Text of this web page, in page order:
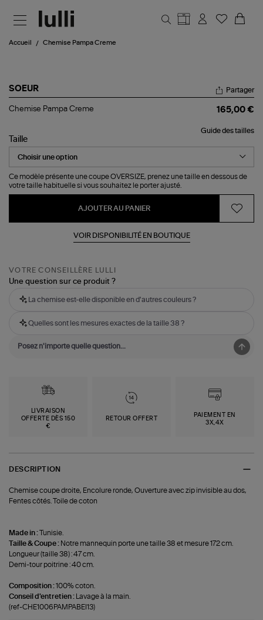
Accueil Chemise Pampa Creme
SOEUR
Chemise
Partager
Chemise Pampa Creme 165,00 €
Guide des tailles
Taille
Ce modèle présente une coupe OVERSIZE, prenez une taille en dessous de
votre taille habituelle si vous souhaitez le porter ajusté.
AJOUTER AU PANIER
VOIR DISPONIBILITÉ EN BOUTIQUE
VOTRE CONSEILLÈRE LULLI
Une question sur ce produit ?
La chemise est-elle disponible en d'autres couleurs ?
Quelles sont les mesures exactes de la taille 38 ?
LIVRAISON
OFFERTE DÈS 150
€
RETOUR OFFERT
PAIEMENT EN
3X,4X
DESCRIPTION
Chemise coupe droite, Encolure ronde, Ouverture avec zip invisible au dos,
Fentes côtés. Toile de coton
Made in :
Tunisie.
Taille & Coupe : Notre mannequin porte une taille 38 et mesure 172 cm.
Longueur (taille 38) : 47 cm.
Demi-tour poitrine : 40 cm.
Composition :100% coton.
Conseil d'entretien : Lavage à la main.
(ref-CHE1006PAMPABEI13)